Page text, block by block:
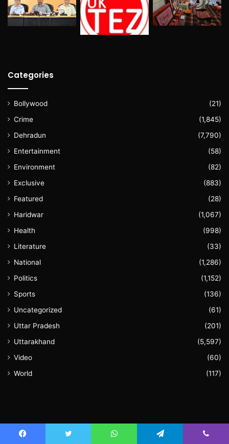
Categories
Bollywood
(21)
Crime
(1,845)
Dehradun
(7,790)
Entertainment
(58)
Environment
(82)
Exclusive
(883)
Featured
(28)
Haridwar
(1,067)
Health
(998)
Literature
(33)
National
(1,286)
Politics
(1,152)
Sports
(136)
Uncategorized
(61)
Uttar Pradesh
(201)
Uttarakhand
(5,597)
Video
(60)
World
(117)